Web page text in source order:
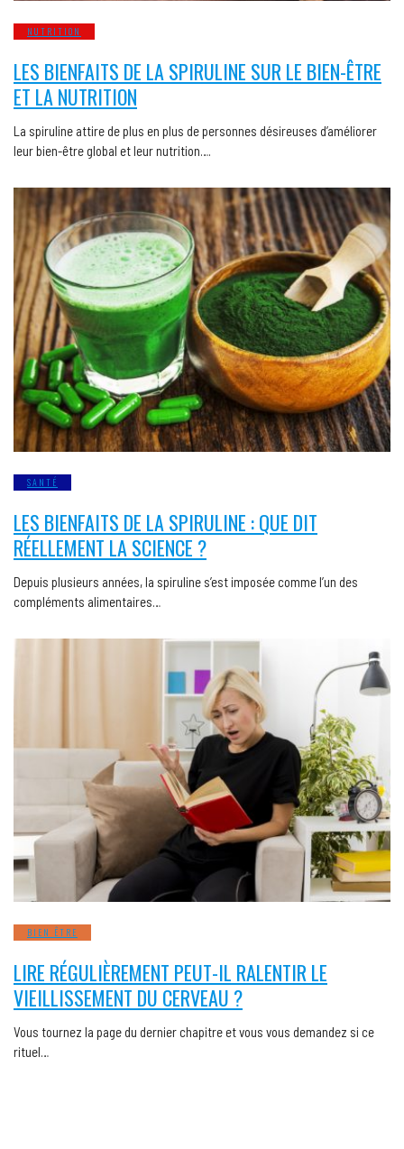
NUTRITION
LES BIENFAITS DE LA SPIRULINE SUR LE BIEN-ÊTRE
ET LA NUTRITION
La spiruline attire de plus en plus de personnes désireuses d’améliorer
leur bien-être global et leur nutrition….
SANTÉ
LES BIENFAITS DE LA SPIRULINE : QUE DIT
RÉELLEMENT LA SCIENCE ?
Depuis plusieurs années, la spiruline s’est imposée comme l’un des
compléments alimentaires…
BIEN ÊTRE
LIRE RÉGULIÈREMENT PEUT-IL RALENTIR LE
VIEILLISSEMENT DU CERVEAU ?
Vous tournez la page du dernier chapitre et vous vous demandez si ce
rituel…